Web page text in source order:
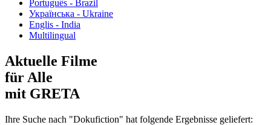
Português - Brazil
Українська - Ukraine
Englis - India
Multilingual
Aktuelle Filme
für Alle
mit GRETA
Ihre Suche nach "Dokufiction" hat folgende Ergebnisse geliefert: